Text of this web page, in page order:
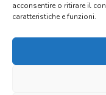
acconsentire o ritirare il
caratteristiche e funzioni.
Privacy:
© 2020 - 2026 All